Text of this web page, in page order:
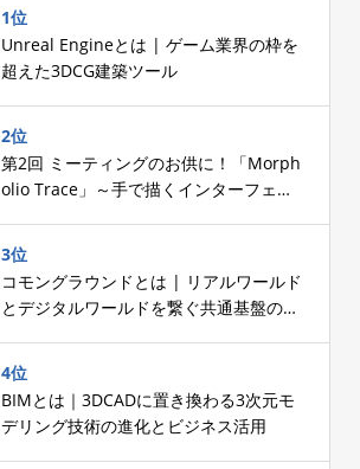
1位
Unreal Engineとは | ゲーム業界の枠を
超えた3DCG建築ツール
2位
第2回 ミーティングのお供に！「Morph
olio Trace」～手で描くインターフェー
3位
コモングラウンドとは | リアルワールド
とデジタルワールドを繋ぐ共通基盤の設
4位
BIMとは｜3DCADに置き換わる3次元モ
デリング技術の進化とビジネス活用